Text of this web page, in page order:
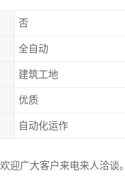
否
全自动
建筑工地
优质
自动化运作
迎广大客户来电来人洽谈。